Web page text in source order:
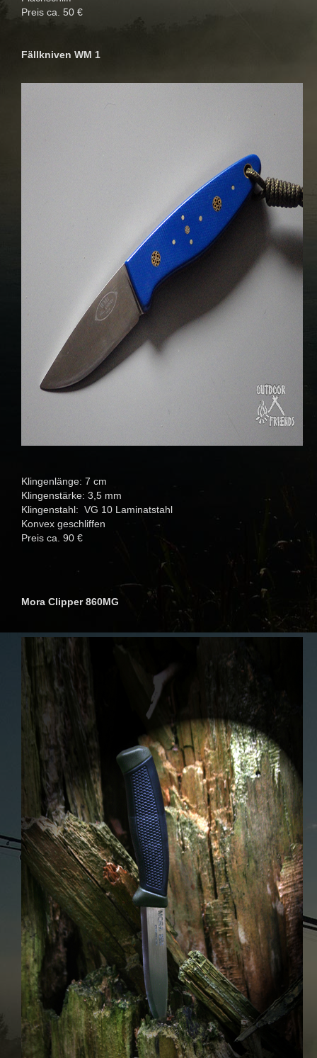
Preis ca. 50 €
Fällkniven WM 1
Klingenlänge: 7 cm
Klingenstärke: 3,5 mm
Klingenstahl: VG 10 Laminatstahl
Konvex geschliffen
Preis ca. 90 €
Mora Clipper 860MG